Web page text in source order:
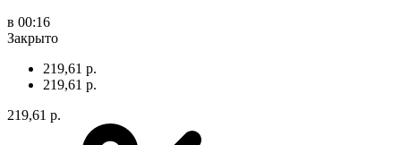
в 00:16
Закрыто
219,61 р.
219,61 р.
219,61 р.